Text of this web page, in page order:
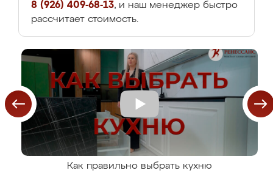
8 (926) 409-68-13, и наш менеджер быстро
рассчитает стоимость.
Как правильно выбрать кухню